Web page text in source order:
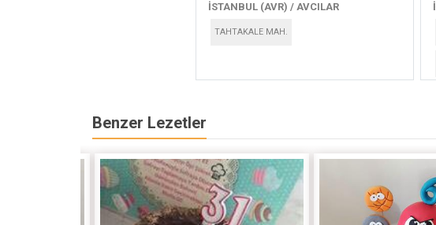
İSTANBUL (AVR) / AVCILAR
TAHTAKALE MAH.
Benzer Lezetler